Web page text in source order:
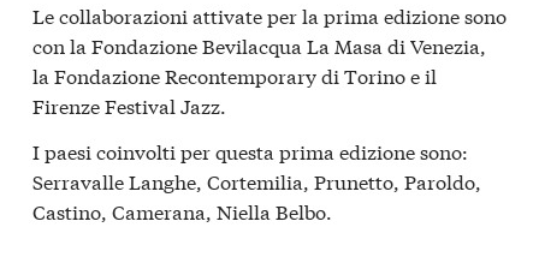
Le collaborazioni attivate per la prima edizione sono
con la Fondazione Bevilacqua La Masa di Venezia,
la Fondazione Recontemporary di Torino e il
Firenze Festival Jazz.
I paesi coinvolti per questa prima edizione sono:
Serravalle Langhe, Cortemilia, Prunetto, Paroldo,
Castino, Camerana, Niella Belbo.